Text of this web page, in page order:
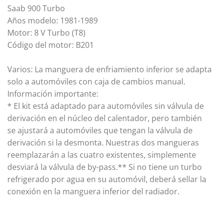
Saab 900 Turbo
Años modelo: 1981-1989
Motor: 8 V Turbo (T8)
Código del motor: B201
Varios: La manguera de enfriamiento inferior se adapta
solo a automóviles con caja de cambios manual.
Información importante:
* El kit está adaptado para automóviles sin válvula de
derivación en el núcleo del calentador, pero también
se ajustará a automóviles que tengan la válvula de
derivación si la desmonta. Nuestras dos mangueras
reemplazarán a las cuatro existentes, simplemente
desviará la válvula de by-pass.** Si no tiene un turbo
refrigerado por agua en su automóvil, deberá sellar la
conexión en la manguera inferior del radiador.